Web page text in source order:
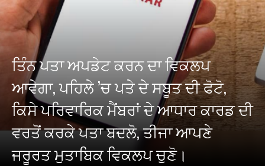
ਤਿੰਨ ਪਤਾ ਅਪਡੇਟ ਕਰਨ ਦਾ ਵਿਕਲਪ
ਆਵੇਗਾ, ਪਹਿਲੇ ’ਚ ਪਤੇ ਦੇ ਸਬੂਤ ਦੀ ਫੋਟੋ,
ਕਿਸੇ ਪਰਿਵਾਰਿਕ ਮੈਂਬਰਾਂ ਦੇ ਆਧਾਰ ਕਾਰਡ ਦੀ
ਵਰਤੋਂ ਕਰਕੇ ਪਤਾ ਬਦਲੋ, ਤੀਜਾ ਆਪਣੇ
ਜਰੂਰਤ ਮੁਤਾਬਿਕ ਵਿਕਲਪ ਚੁਣੋ।